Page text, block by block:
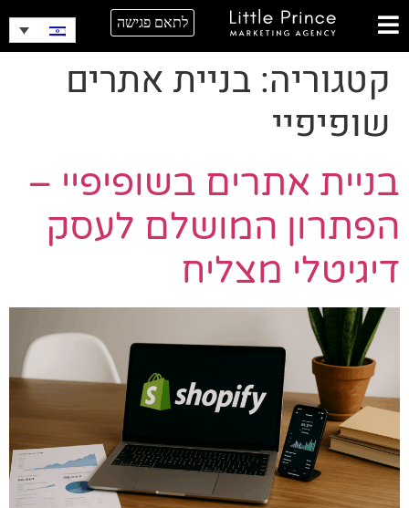
לתאם פגישה
קטגוריה: בניית אתרים
שופיפיי
בניית אתרים בשופיפיי –
הפתרון המושלם לעסק
דיגיטלי מצליח